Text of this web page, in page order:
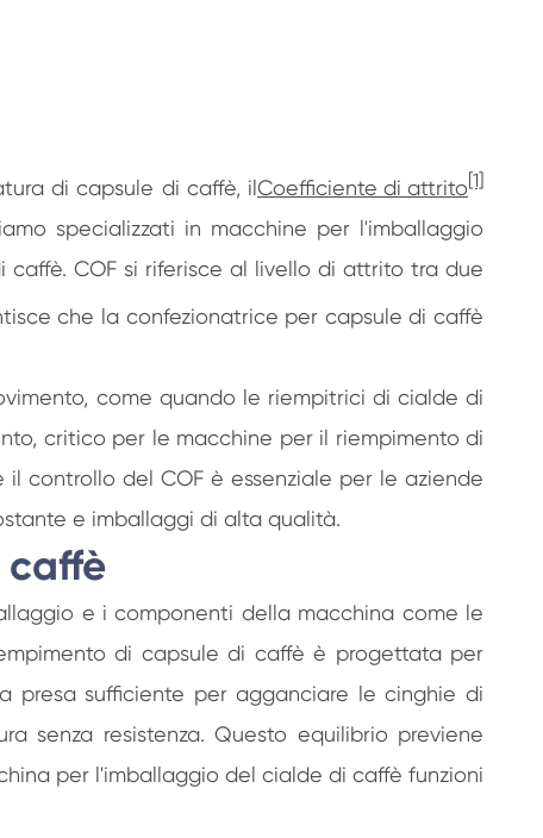
di capsule di caffè, ilCoefficiente di attrito[1]
specializzati in macchine per l'imballaggio
COF si riferisce al livello di attrito tra due
che la confezionatrice per capsule di caffè
come quando le riempitrici di cialde di
critico per le macchine per il riempimento di
controllo del COF è essenziale per le aziende
e imballaggi di alta qualità.
caffè
e i componenti della macchina come le
di capsule di caffè è progettata per
presa sufficiente per agganciare le cinghie di
senza resistenza. Questo equilibrio previene
per l'imballaggio del cialde di caffè funzioni